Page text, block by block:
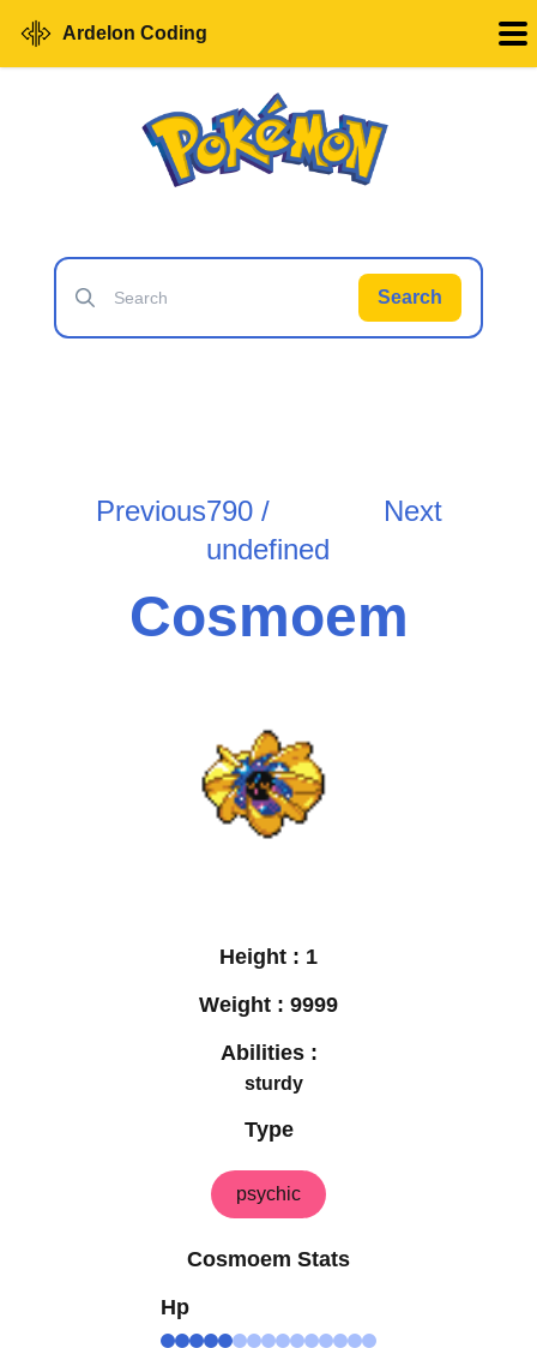
Ardelon Coding
Search
Previous790 /
undefined
Next
Cosmoem
Height : 1
Weight : 9999
Abilities :
sturdy
Type
psychic
Cosmoem Stats
Hp